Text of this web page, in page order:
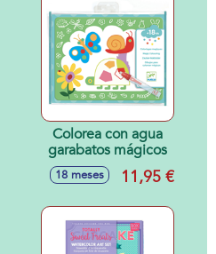
Colorea con agua
garabatos mágicos
18 meses 11,95 €